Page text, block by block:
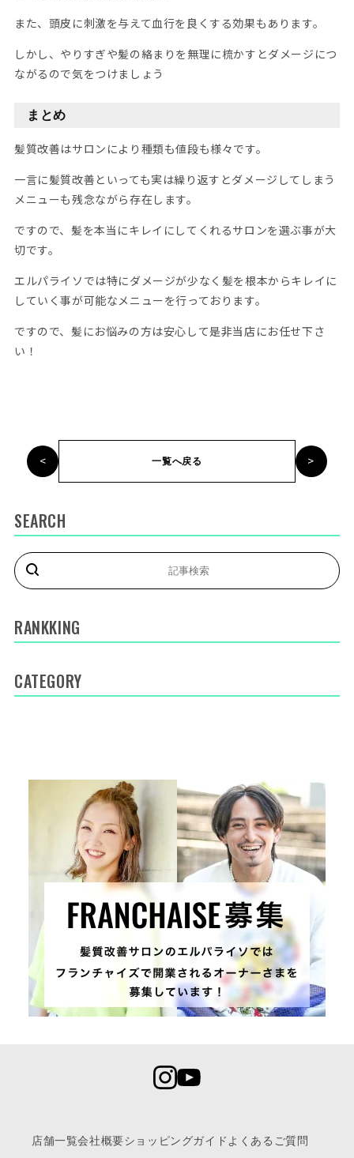
SEARCH
RANKKING
CATEGORY
また、頭皮に刺激を与えて血行を良くする効果もあります。
しかし、やりすぎや髪の絡まりを無理に梳かすとダメージにつ
ながるので気をつけましょう
まとめ
髪質改善はサロンにより種類も値段も様々です。
一言に髪質改善といっても実は繰り返すとダメージしてしまう
メニューも残念ながら存在します。
ですので、髪を本当にキレイにしてくれるサロンを選ぶ事が大
切です。
エルパライソでは特にダメージが少なく髪を根本からキレイに
していく事が可能なメニューを行っております。
ですので、髪にお悩みの方は安心して是非当店にお任せ下さ
い！
< 一覧へ戻る >
店舗一覧会社概要ショッピングガイドよくあるご質問